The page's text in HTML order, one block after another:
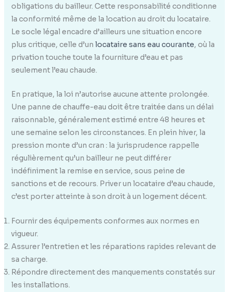
obligations du bailleur. Cette responsabilité conditionne
la conformité même de la location au droit du locataire.
Le socle légal encadre d’ailleurs une situation encore
plus critique, celle d’un locataire sans eau courante, où la
privation touche toute la fourniture d’eau et pas
seulement l’eau chaude.
En pratique, la loi n’autorise aucune attente prolongée.
Une panne de chauffe-eau doit être traitée dans un délai
raisonnable, généralement estimé entre 48 heures et
une semaine selon les circonstances. En plein hiver, la
pression monte d’un cran : la jurisprudence rappelle
régulièrement qu’un bailleur ne peut différer
indéfiniment la remise en service, sous peine de
sanctions et de recours. Priver un locataire d’eau chaude,
c’est porter atteinte à son droit à un logement décent.
Fournir des équipements conformes aux normes en
vigueur.
Assurer l’entretien et les réparations rapides relevant de
sa charge.
Répondre directement des manquements constatés sur
les installations.